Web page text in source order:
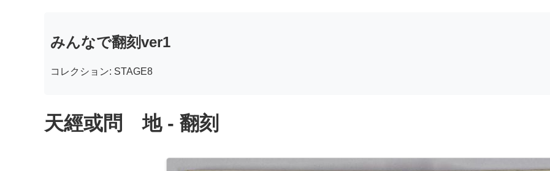
みんなで翻刻ver1
コレクション: STAGE8
天經或問 地 - 翻刻